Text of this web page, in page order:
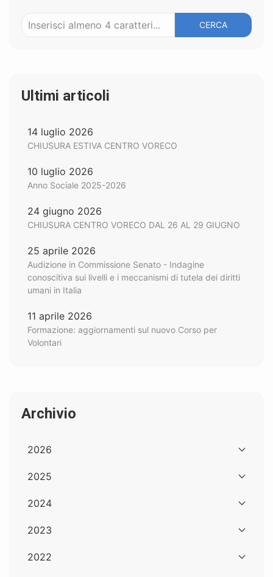
CERCA
Ultimi articoli
14 luglio 2026
CHIUSURA ESTIVA CENTRO VORECO
10 luglio 2026
Anno Sociale 2025-2026
24 giugno 2026
CHIUSURA CENTRO VORECO DAL 26 AL 29 GIUGNO
25 aprile 2026
Audizione in Commissione Senato - Indagine
conoscitiva sui livelli e i meccanismi di tutela dei diritti
umani in Italia
11 aprile 2026
Formazione: aggiornamenti sul nuovo Corso per
Volontari
Archivio
2026
2025
2024
2023
2022